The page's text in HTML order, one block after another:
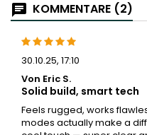
KOMMENTARE (2)
30.10.25, 17:10
Von Eric S.
Solid build, smart tech
Feels rugged, works
modes actually make a